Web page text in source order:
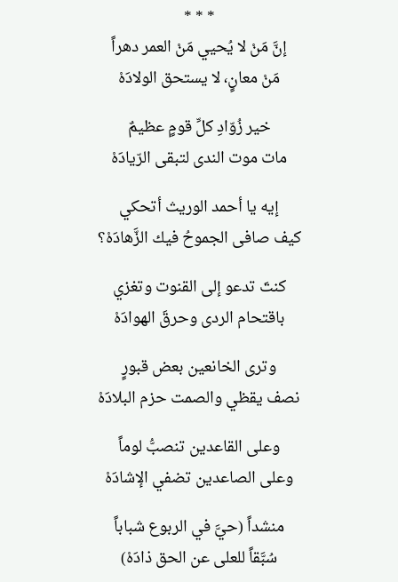
* * *
إنَّ مَنْ لا يُحيي مَنْ العمر دهراً
مَنْ معانٍ، لا يستحق الولادَهْ
خير زُوّادِ كلِّ قومٍ عظيمٌ
مات موت الندى لتبقى الرّيادَهْ
إيه يا أحمد الوريث أتحكي
كيف صافى الجموحُ فيك الزَّهادَهْ؟
كنتَ تدعو إلى القنوت وتغزي
باقتحام الردى وحرقَ الهوادَهْ
وترى الخانعين بعض قبورٍ
نصف يقظي والصمت حزم البلادَهْ
وعلى القاعدين تنصبُّ لوماً
وعلى الصاعدين تضفي الإشادَهْ
منشداً (حيَّ في الربوع شباباً
سُبَّقاً للعلى عن الحق ذادَهْ)